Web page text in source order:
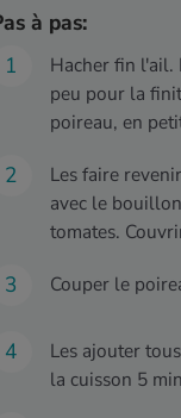
à pas:
Hacher fin l'ail.
peu pour la
poireau, en
Les faire
avec le
tomates.
Couper le
Les ajouter
la cuisson 5